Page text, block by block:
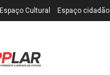
Espaço Cultural Espaço cidadão